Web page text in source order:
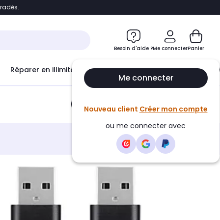
Accéder directement au chatbot
Besoin d'aide ?Me connecter
Me connecter
Nouveau client Créer mon compte
ou me connecter avec
Panier
Réparer en illimité avec Le Club Infinity
Ajouter au panier